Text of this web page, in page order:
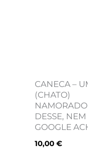
CANECA –
(CHATO)
NAMORADO
DESSE, NEM
GOOGLE
10,00 €